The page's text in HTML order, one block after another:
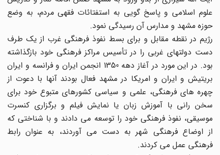
علوم اسلامی و پاسخ گویی به استفتائات فقهی مردم، به وضع
حوزه مشهد و مدارس آن رسیدگی نمود.
رژیم در نقطه مقابل و برای بسط نفوذ فرهنگی غرب از یک طرف
دست دولتهای غربی را در تأسیس مراکز فرهنگی خود بازگذاشته
بود. در این مورد در آغاز دهه 1350 انجمن ایران و فرانسه و ایران
بریتیش و ایران و امریکا در مشهد فعال بودند آنها با دعوت از
چهره های فرهنگی، علمی و سیاسی کشورهای متبوع خود برای
سخن رانی با آموزش زبان یا نمایش فیلم و برگزاری کنسرت
موسیقی، نفوذ فرهنگی خود را توسعه می دادند و با شناختی که
از اوضاع فرهنگی شهر به دست می آوردند، به عنوان رابط
فرهنگی عمل می کردند.